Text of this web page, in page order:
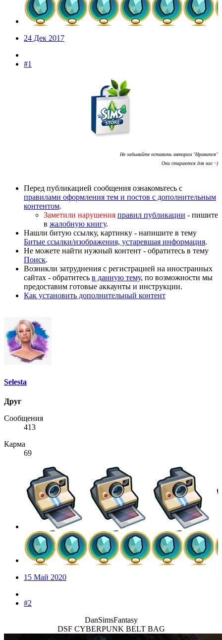
24 Дек 2017
#1
Не забывайте оставить авторам "Нравится"
Они стараются для нас ~)
Перед публикацией сообщения ознакомьтесь с
правилами оформления тем и постов с дополнительным
контентом.
Заметили нарушения правил публикации - пишите
в жалобную книгу.
Нашли битую ссылку, картинку - напишите в тему
Битые ссылки/изображения, устаревшая информация.
Не можете найти нужный контент - обратитесь в тему
Поиск.
Возникли затруднения с регистрацией на иностранных
сайтах - обратитесь в данную тему, по возможности мы
предоставим готовые аккаунты и инструкции.
Как установить дополнительный контент
Selesta
Друг
Сообщения
413
Карма
69
15 Май 2020
#2
DanSimsFantasy
DSF CYBERPUNK BELT BAG